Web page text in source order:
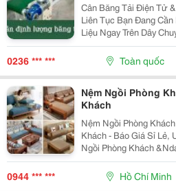
Cân Băng Tải Điện Tử
Liên Tục Bạn Đang Cần Kiểm Soát Khối Lượng Nguyên
Liệu Ngay Trên Dây Chuyền? Nam Lộc Cung
Băng Tải Điện Tử Phục
0236 *** *** Toàn quốc
Nệm Ngồi Phòng
Khách
Nệm Ngồi Phòng
Khách - Báo Giá Sỉ Lẻ,
Ngồi Phòng Khách
Nhiều Kích Thước, Độ
Lựa Chọn. Báo Giá Sỉ
Khấu...
0944 *** *** Hồ Chí Minh